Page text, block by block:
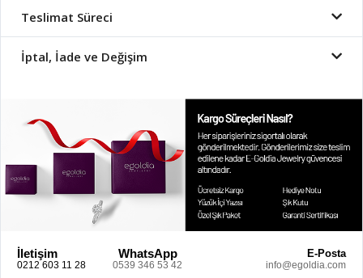
Teslimat Süreci
İptal, İade ve Değişim
İletişim
0212 603 11 28
WhatsApp
0539 346 53 42
E-Posta
info@egoldia.com